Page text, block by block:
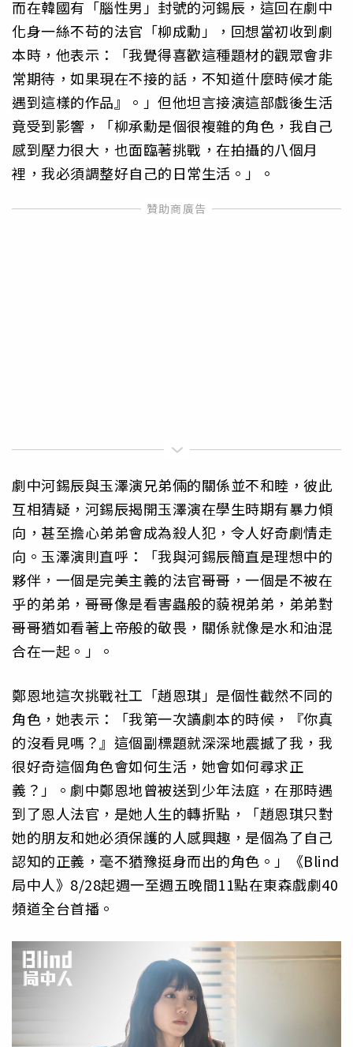
而在韓國有「腦性男」封號的河錫辰，這回在劇中
化身一絲不苟的法官「柳成勳」，回想當初收到劇
本時，他表示：「我覺得喜歡這種題材的觀眾會非
常期待，如果現在不接的話，不知道什麼時候才能
遇到這樣的作品』。」但他坦言接演這部戲後生活
竟受到影響，「柳承勳是個很複雜的角色，我自己
感到壓力很大，也面臨著挑戰，在拍攝的八個月
裡，我必須調整好自己的日常生活。」。
劇中河錫辰與玉澤演兄弟倆的關係並不和睦，彼此
互相猜疑，河錫辰揭開玉澤演在學生時期有暴力傾
向，甚至擔心弟弟會成為殺人犯，令人好奇劇情走
向。玉澤演則直呼：「我與河錫辰簡直是理想中的
夥伴，一個是完美主義的法官哥哥，一個是不被在
乎的弟弟，哥哥像是看害蟲般的藐視弟弟，弟弟對
哥哥猶如看著上帝般的敬畏，關係就像是水和油混
合在一起。」。
鄭恩地這次挑戰社工「趙恩琪」是個性截然不同的
角色，她表示：「我第一次讀劇本的時候，『你真
的沒看見嗎？』這個副標題就深深地震撼了我，我
很好奇這個角色會如何生活，她會如何尋求正
義？」。劇中鄭恩地曾被送到少年法庭，在那時遇
到了恩人法官，是她人生的轉折點，「趙恩琪只對
她的朋友和她必須保護的人感興趣，是個為了自己
認知的正義，毫不猶豫挺身而出的角色。」《Blind
局中人》8/28起週一至週五晚間11點在東森戲劇40
頻道全台首播。